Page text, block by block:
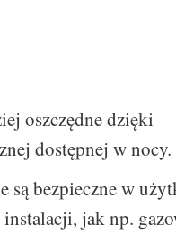
oszczędne dzięki
dostępnej w nocy.
bezpieczne w
jak np.